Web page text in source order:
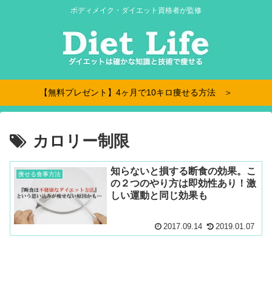
ボディメイク・ダイエット資格者が監修
【無料プレゼント】4ヶ月で10キロ痩せる方法 ＞
カロリー制限
痩せる食事方法
知らないと損する断食の効果。こ
の２つのやり方は即効性あり！激
しい運動と同じ効果も
2017.09.14 2019.01.07